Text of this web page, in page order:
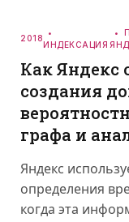
2018
ИНДЕКСАЦИЯ
Как Яндекс
создания
графа и
Яндекс
определения
когда эта